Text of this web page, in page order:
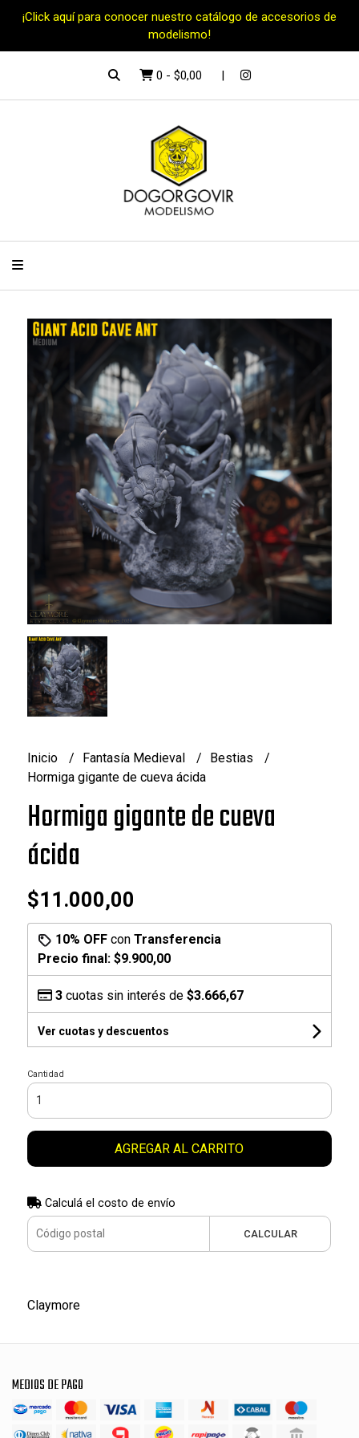
¡Click aquí para conocer nuestro catálogo de accesorios de
modelismo!
0 - $0,00
Inicio Fantasía Medieval
Bestias
Hormiga gigante de cueva ácida
Hormiga gigante de cueva
ácida
$11.000,00
10% OFFcon Transferencia
Precio final: $9.900,00
3cuotas sin interés de $3.666,67
Ver cuotas y descuentos
Cantidad
AGREGAR AL CARRITO
Calculá el costo de envío
CALCULAR
Claymore
MEDIOS DE PAGO